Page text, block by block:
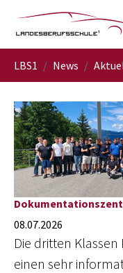
LBS1 News
08.07.2026
Die dritten
einen sehr